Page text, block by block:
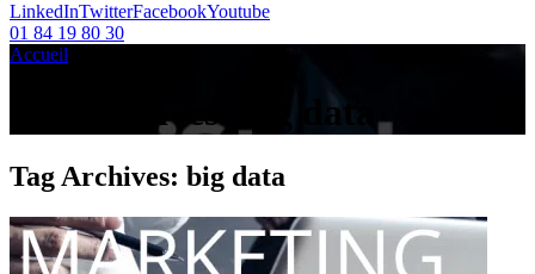
LinkedInTwitterFacebookYoutube
01 84 19 80 30
Accueil
Tag Archives: big data
Tag Archives: big data